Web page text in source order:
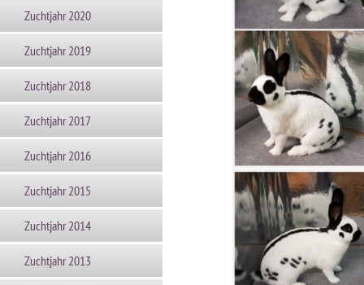
Zuchtjahr 2020
Zuchtjahr 2019
Zuchtjahr 2018
Zuchtjahr 2017
Zuchtjahr 2016
Zuchtjahr 2015
Zuchtjahr 2014
Zuchtjahr 2013